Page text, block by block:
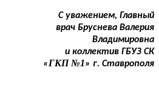
С уважением, Главный
врач Бруснева Валерия
Владимировна
и коллектив ГБУЗ СК
«ГКП №1» г. Ставрополя